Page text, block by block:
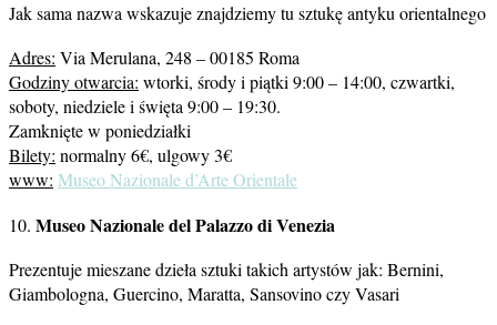
Jak sama nazwa wskazuje znajdziemy tu sztukę antyku orientalnego
Adres: Via Merulana, 248 – 00185 Roma
Godziny otwarcia: wtorki, środy i piątki 9:00 – 14:00, czwartki,
soboty, niedziele i święta 9:00 – 19:30.
Zamknięte w poniedziałki
Bilety: normalny 6€, ulgowy 3€
www: Museo Nazionale d’Arte Orientale
10. Museo Nazionale del Palazzo di Venezia
Prezentuje mieszane dzieła sztuki takich artystów jak: Bernini,
Giambologna, Guercino, Maratta, Sansovino czy Vasari